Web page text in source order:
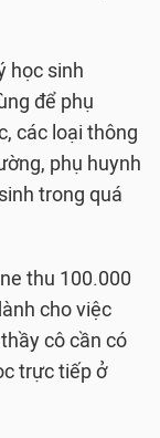
học sinh
để phụ
các loại thông
phụ huynh
trong quá
thu 100.000
cho việc
cô cần có
trực tiếp ở